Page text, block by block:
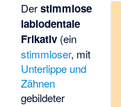
Derstimmlose
labiodentale
Frikativ (ein
stimmloser, mit
Unterlippe und
Zähnen
gebildeter